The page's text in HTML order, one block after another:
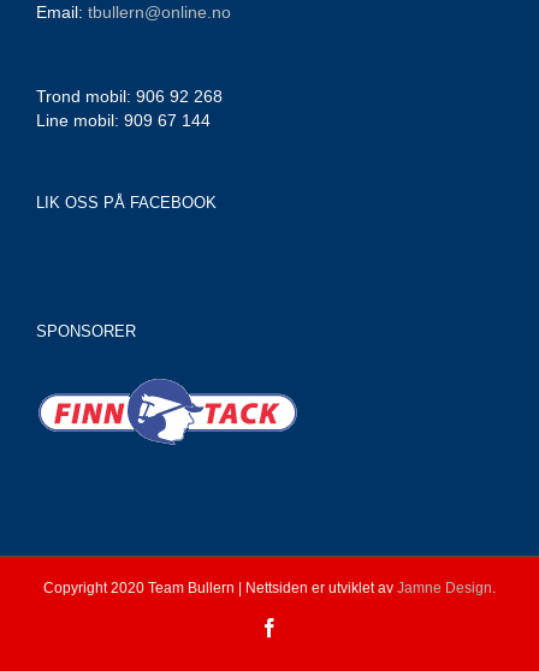
Email: tbullern@online.no
Trond mobil: 906 92 268
Line mobil: 909 67 144
LIK OSS PÅ FACEBOOK
SPONSORER
Copyright 2020 Team Bullern | Nettsiden er utviklet av Jamne Design